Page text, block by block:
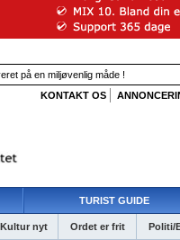
på en miljøvenlig måde !
KONTAKT OS
TURIST GUIDE
Kultur nyt Ordet er frit Politi/